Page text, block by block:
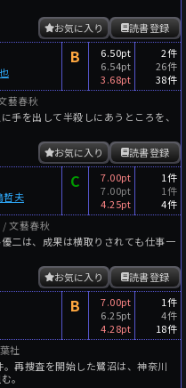
読書登録
お気に入り
B
6.50pt
6.54pt
3.68pt
2件
26件
38件
藝春秋
手を出して半殺しにあうところを、
読書登録
お気に入り
哲夫
C
7.00pt
7.00pt
4.25pt
1件
1件
4件
文藝春秋
二は、成果は横取りされても仕事一
読書登録
お気に入り
B
7.00pt
6.25pt
4.28pt
1件
4件
18件
社
再捜査を開始した鷺沼は、神奈川
。